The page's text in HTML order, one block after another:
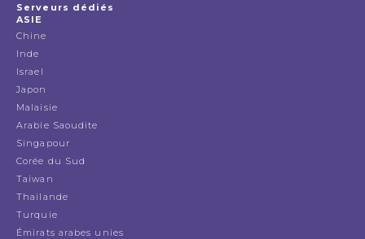
Serveurs dédiés
ASIE
Chine
Inde
Israel
Japon
Malaisie
Arabie Saoudite
Singapour
Corée du Sud
Taiwan
Thailande
Turquie
Émirats arabes unies